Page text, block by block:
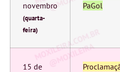
novembro
(quarta-
feira)
PaGol
15 de